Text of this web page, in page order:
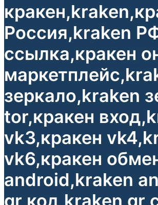
Россия,kraken
ссылка,кракен
зеркало,kraken
tor,кракен
vk3,кракен
vk6,кракен
android,kraken
qr код,kraken qr